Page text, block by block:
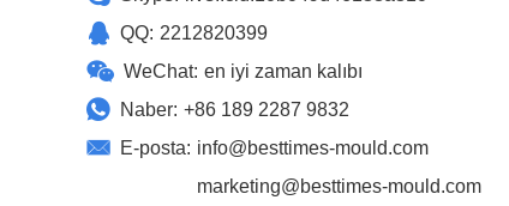
QQ: 2212820399
WeChat: en iyi zaman kalıbı
Naber: +86 189 2287 9832
E-posta: info@besttimes-mould.com
marketing@besttimes-mould.com